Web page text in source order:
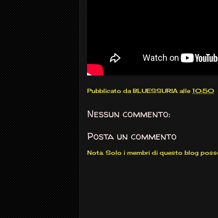
Pubblicato da BLUESSURIA alle 10:50
Nessun commento:
Posta un commento
Nota. Solo i membri di questo blog